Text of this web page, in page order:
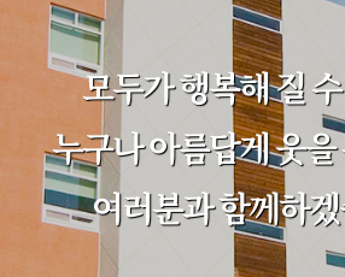
모두가 행복해 질
누구나 아름답게 웃
여러분과 함께하